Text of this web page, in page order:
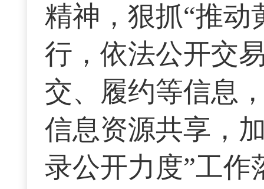
精神，狠抓“推动
行，依法公开交
交、履约等信息
信息资源共享，
录公开力度”工作